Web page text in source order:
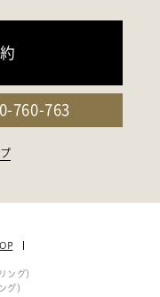
760-763
ング）
グ）